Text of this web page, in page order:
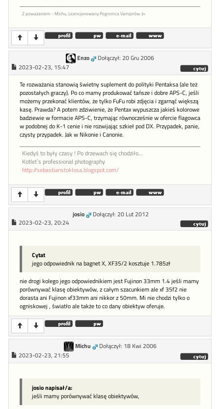
Z poważaniem - Michu, Licencjonowany Pogromca Vampirów :)=
Enzo
Dołączył: 20 Gru 2006
2023-02-23, 15:47
Te rozważania stanowią świetny suplement do polityki Pentaksa (ale też
pozostałych graczy). Po co mamy produkować tańsze i dobre APS-C, jeśli
możemy przekonać klientów, że tylko FuFu robi zdjęcia i zgarnąć większą
kasę. Prawda? A potem zdziwienie, że Pentax wypuszcza jakieś kolorowe
badziewie w formacie APS-C, trzymając równocześnie w ofercie flagowca
w podobnej do K-1 cenie i nie rozwijając szkieł pod DX. Przypadek, panie,
czysty przypadek. Jak w Nikonie i Canonie.
Kiedyś to były czasy ! Po drzewach się chodziło...
Kotlet`s professional photography
http://sebastianstoklosa.blogspot.com/
josio
Dołączył: 20 Lut 2012
2023-02-23, 20:24
Cytat
jego odpowiednik na bagnet X, XF35/2 kosztuje 1.785zł
nie drogi kolego jego odpowiednikiem jest Fujinon 33mm 1.4 jeśli mamy
porównywać klasę obiektywów, z całym szacunkiem ale xf 35f2 nie
dorasta ani Fujinon xf33mm ani nikkor z 50mm. Mi nie chodzi tylko o
ogniskowej , światło ale także to co dany obiektyw oferuje.
Michu
Dołączył: 18 Kwi 2006
2023-02-23, 21:55
josio napisał/a:
jeśli mamy porównywać klasę obiektywów,